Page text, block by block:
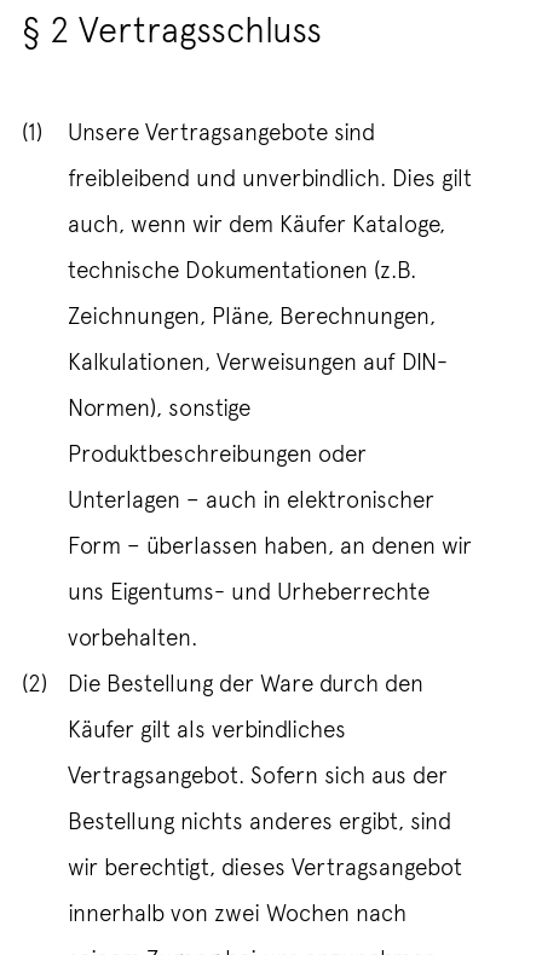
§ 2 Vertragsschluss
(1)
Unsere Vertragsangebote sind
freibleibend und unverbindlich. Dies gilt
auch, wenn wir dem Käufer Kataloge,
technische Dokumentationen (z.B.
Zeichnungen, Pläne, Berechnungen,
Kalkulationen, Verweisungen auf DIN-
Normen), sonstige
Produktbeschreibungen oder
Unterlagen – auch in elektronischer
Form – überlassen haben, an denen wir
uns Eigentums- und Urheberrechte
vorbehalten.
(2)
Die Bestellung der Ware durch den
Käufer gilt als verbindliches
Vertragsangebot. Sofern sich aus der
Bestellung nichts anderes ergibt, sind
wir berechtigt, dieses Vertragsangebot
innerhalb von zwei Wochen nach